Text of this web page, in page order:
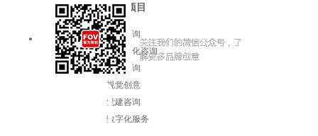
服务项目
品牌咨询
企业文化咨询
增长咨询
视觉创意
党建咨询
数字化服务